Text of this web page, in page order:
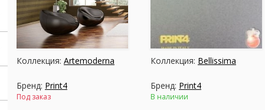
Коллекция: Artemoderna
Бренд: Print4
Под заказ
Коллекция: Bellissima
Бренд: Print4
В наличии